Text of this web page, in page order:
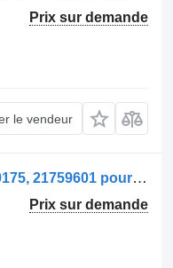
Prix sur demande
le vendeur
Commutateur de colonne de direction Comutator Retarder Volvo 20399175, 21759601 pour camion
Prix sur demande